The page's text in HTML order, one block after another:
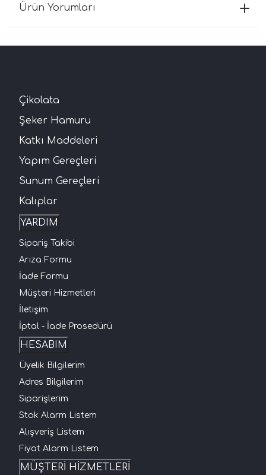
Ürün Yorumları
Çikolata
Şeker Hamuru
Katkı Maddeleri
Yapım Gereçleri
Sunum Gereçleri
Kalıplar
YARDIM
Sipariş Takibi
Arıza Formu
İade Formu
Müşteri Hizmetleri
İletişim
İptal - İade Prosedürü
HESABIM
Üyelik Bilgilerim
Adres Bilgilerim
Siparişlerim
Stok Alarm Listem
Alışveriş Listem
Fiyat Alarm Listem
MÜŞTERİ HİZMETLERİ